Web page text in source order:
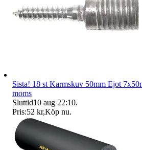
Sista! 18 st Karmskuv 50mm Ejot
moms
Sluttid10 aug 22:10.
Pris:52 kr,Köp nu.